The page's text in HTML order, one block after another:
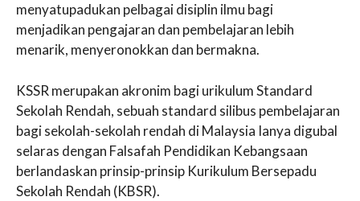
menyatupadukan pelbagai disiplin ilmu bagi
menjadikan pengajaran dan pembelajaran lebih
menarik, menyeronokkan dan bermakna.
KSSR merupakan akronim bagi urikulum Standard
Sekolah Rendah, sebuah standard silibus pembelajaran
bagi sekolah-sekolah rendah di Malaysia Ianya digubal
selaras dengan Falsafah Pendidikan Kebangsaan
berlandaskan prinsip-prinsip Kurikulum Bersepadu
Sekolah Rendah (KBSR).